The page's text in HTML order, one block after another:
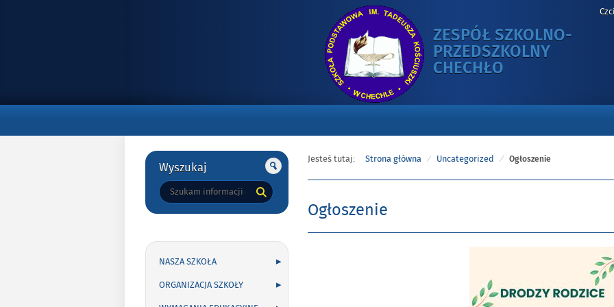
ZESPÓŁ SZKOLNO-
PRZEDSZKOLNY
CHECHŁO
Gorne
Wyszukaj
Tutaj
wpisz
NASZA SZKOŁA
ORGANIZACJA SZKOŁY
Jesteś tutaj: Strona główna Uncategorized Ogłoszenie
Ogłoszenie